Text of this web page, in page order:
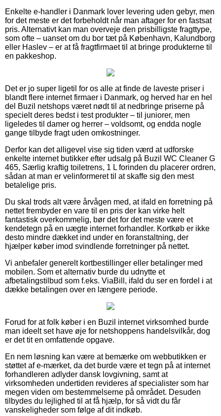
Enkelte e-handler i Danmark lover levering uden gebyr, men
for det meste er det forbeholdt når man aftager for en fastsat
pris. Alternativt kan man overveje den prisbilligste fragttype,
som ofte – uanset om du bor tæt på København, Kalundborg
eller Haslev – er at få fragtfirmaet til at bringe produkterne til
en pakkeshop.
Det er jo super ligetil for os alle at finde de laveste priser i
blandt flere internet firmaer i Danmark, og herved har en hel
del Buzil netshops været nødt til at nedbringe priserne på
specielt deres bedst i test produkter – til juniorer, men
ligeledes til damer og herrer – voldsomt, og endda nogle
gange tilbyde fragt uden omkostninger.
Derfor kan det alligevel vise sig tiden værd at udforske
enkelte internet butikker efter udsalg på Buzil WC Cleaner G
465, Særlig kraftig toiletrens, 1 L forinden du placerer ordren,
sådan at man er velinformeret til at skaffe sig den mest
betalelige pris.
Du skal trods alt være årvågen med, at ifald en forretning på
nettet frembyder en vare til en pris der kan virke helt
fantastisk overkommelig, bør det for det meste være et
kendetegn på en uægte internet forhandler. Kortkøb er ikke
desto mindre dækket ind under en foranstaltning, der
hjælper køber imod svindlende forretninger på nettet.
Vi anbefaler generelt kortbestillinger eller betalinger med
mobilen. Som et alternativ burde du udnytte et
afbetalingstilbud som f.eks. ViaBill, ifald du ser en fordel i at
dække betalingen over en længere periode.
Forud for at folk køber i en Buzil internet virksomhed burde
man ideelt set have øje for netshoppens handelsvilkår, dog
er det tit en omfattende opgave.
En nem løsning kan være at bemærke om webbutikken er
støttet af e-mærket, da det burde være et tegn på at internet
forhandleren adlyder dansk lovgivning, samt at
virksomheden undertiden revideres af specialister som har
megen viden om bestemmelserne på området. Desuden
tilbydes du lejlighed til at få hjælp, for så vidt du får
vanskeligheder som følge af dit indkøb.